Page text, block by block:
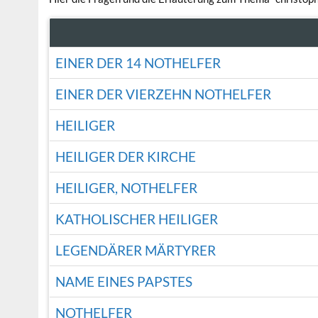
EINER DER 14 NOTHELFER
EINER DER VIERZEHN NOTHELFER
HEILIGER
HEILIGER DER KIRCHE
HEILIGER, NOTHELFER
KATHOLISCHER HEILIGER
LEGENDÄRER MÄRTYRER
NAME EINES PAPSTES
NOTHELFER